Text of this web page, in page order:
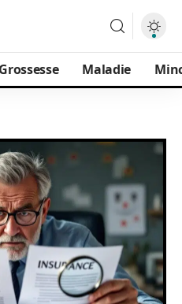
Grossesse Maladie